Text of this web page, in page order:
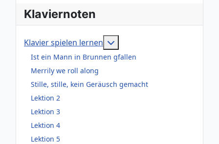
Klaviernoten
Klavier spielen lernen
Ist ein Mann in Brunnen gfallen
Merrily we roll along
Stille, stille, kein Geräusch gemacht
Lektion 2
Lektion 3
Lektion 4
Lektion 5